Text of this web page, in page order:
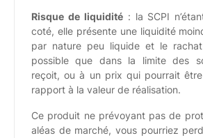
Risque de liquidité: la SCPI
coté, elle présente une liquidité
par nature peu liquide et le
possible que dans la limite des
reçoit, ou à un prix qui pourrait
rapport à la valeur de réalisation.
Ce produit ne prévoyant pas de
aléas de marché, vous pourriez